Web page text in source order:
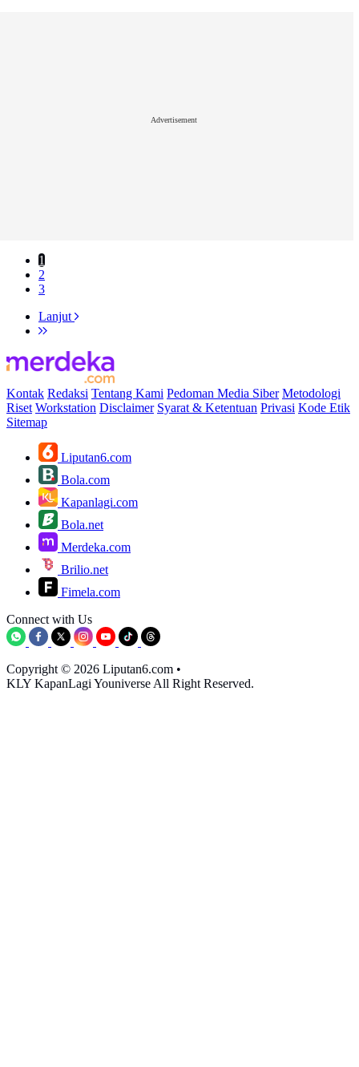
Advertisement
1
2
3
Lanjut
Kontak Redaksi Tentang Kami Pedoman Media Siber Metodologi
Riset Workstation Disclaimer Syarat & Ketentuan Privasi Kode Etik
Sitemap
Liputan6.com
Bola.com
Kapanlagi.com
Bola.net
Merdeka.com
Brilio.net
Fimela.com
Connect with Us
Copyright © 2026 Liputan6.com •
KLY KapanLagi Youniverse All Right Reserved.